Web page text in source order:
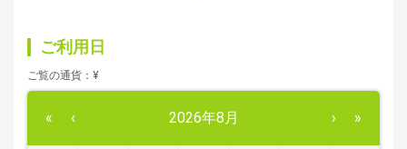
ご利用日
ご覧の通貨：¥
« ‹ 2026年8月 › »